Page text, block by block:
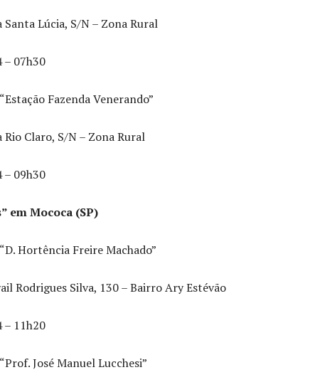
Santa Lúcia, S/N – Zona Rural
– 07h30
Fazenda Venerando”
Rio Claro, S/N – Zona Rural
– 09h30
em Mococa (SP)
Hortência Freire Machado”
Rodrigues Silva, 130 – Bairro Ary Estévão
– 11h20
José Manuel Lucchesi”